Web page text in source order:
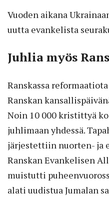
Vuoden aikana
uutta evankelista
Juhlia myös
Ranskassa
Ranskan
Noin 10 000 kristittyä
juhlimaan yhdessä.
järjestettiin nuorten- ja
Ranskan Evankelisen
muistutti
alati uudistua Jumalan